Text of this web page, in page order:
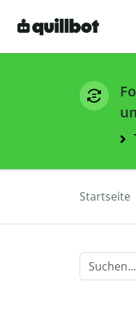
Startseite